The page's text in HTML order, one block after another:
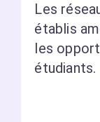
Les
établis
les
étudiants.